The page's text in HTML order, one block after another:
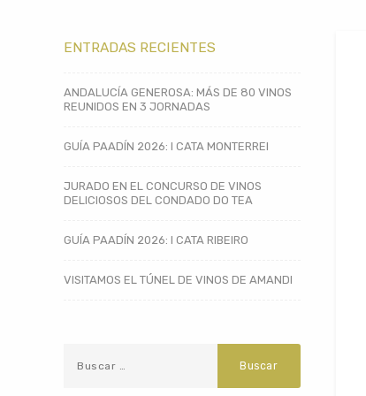
ENTRADAS RECIENTES
ANDALUCÍA GENEROSA: MÁS DE 80 VINOS
REUNIDOS EN 3 JORNADAS
GUÍA PAADÍN 2026: I CATA MONTERREI
JURADO EN EL CONCURSO DE VINOS
DELICIOSOS DEL CONDADO DO TEA
GUÍA PAADÍN 2026: I CATA RIBEIRO
VISITAMOS EL TÚNEL DE VINOS DE AMANDI